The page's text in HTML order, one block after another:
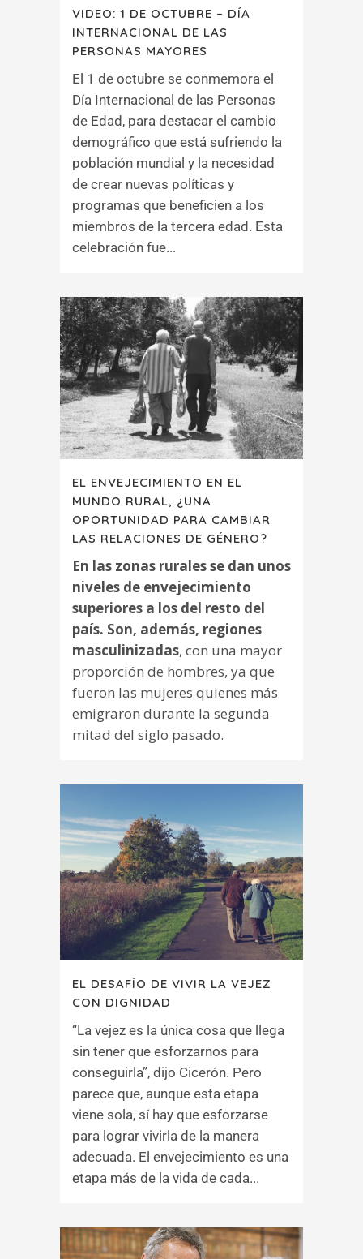
VIDEO: 1 DE OCTUBRE – DÍA
INTERNACIONAL DE LAS
PERSONAS MAYORES
El 1 de octubre se conmemora el
Día Internacional de las Personas
de Edad, para destacar el cambio
demográfico que está sufriendo la
población mundial y la necesidad
de crear nuevas políticas y
programas que beneficien a los
miembros de la tercera edad. Esta
celebración fue...
EL ENVEJECIMIENTO EN EL
MUNDO RURAL, ¿UNA
OPORTUNIDAD PARA CAMBIAR
LAS RELACIONES DE GÉNERO?
En las zonas rurales se dan unos
niveles de envejecimiento
superiores a los del resto del
país. Son, además, regiones
masculinizadas, con una mayor
proporción de hombres, ya que
fueron las mujeres quienes más
emigraron durante la segunda
mitad del siglo pasado.
EL DESAFÍO DE VIVIR LA VEJEZ
CON DIGNIDAD
“La vejez es la única cosa que llega
sin tener que esforzarnos para
conseguirla”, dijo Cicerón. Pero
parece que, aunque esta etapa
viene sola, sí hay que esforzarse
para lograr vivirla de la manera
adecuada. El envejecimiento es una
etapa más de la vida de cada...